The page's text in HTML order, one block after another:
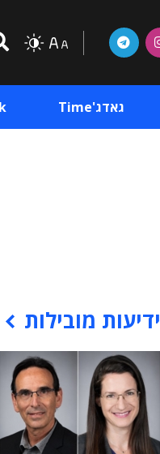
גאדג'Time
ידיעות מובילות